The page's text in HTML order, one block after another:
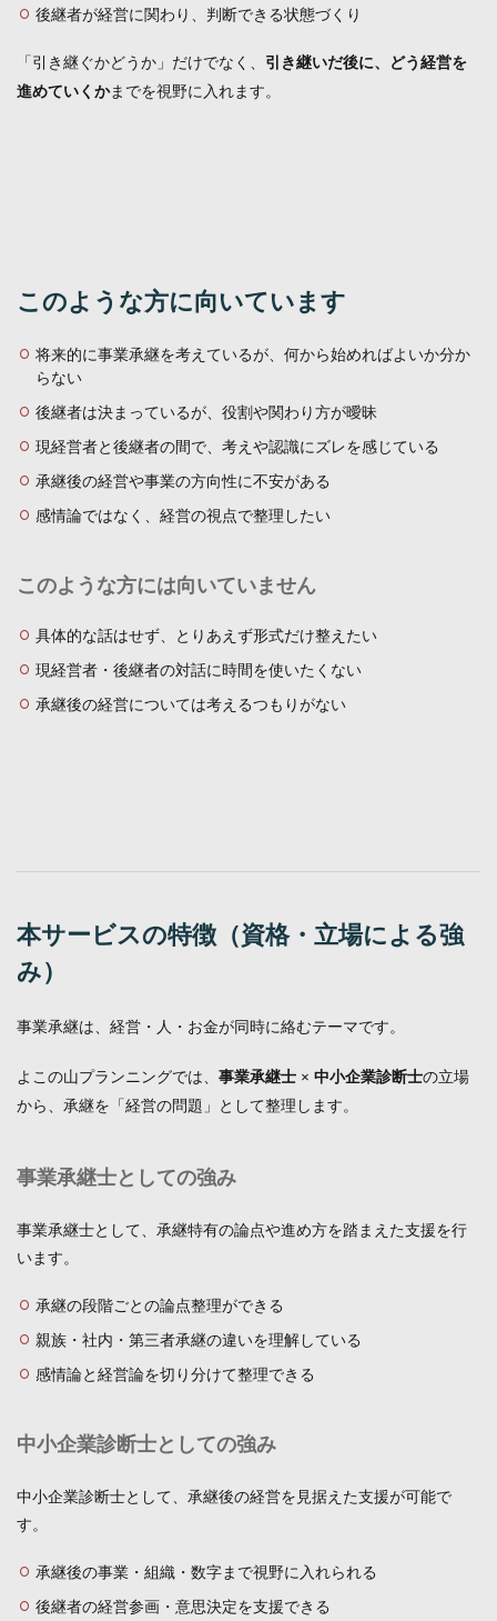
後継者が経営に関わり、判断できる状態づくり
「引き継ぐかどうか」だけでなく、
引き継いだ後に、どう経営を
進めていくかまでを視野に入れます。
このような方に向いています
将来的に事業承継を考えているが、何から始めればよいか分か
らない
後継者は決まっているが、役割や関わり方が曖昧
現経営者と後継者の間で、考えや認識にズレを感じている
承継後の経営や事業の方向性に不安がある
感情論ではなく、経営の視点で整理したい
このような方には向いていません
具体的な話はせず、とりあえず形式だけ整えたい
現経営者・後継者の対話に時間を使いたくない
承継後の経営については考えるつもりがない
本サービスの特徴（資格・立場による強
み）
事業承継は、経営・人・お金が同時に絡むテーマです。
よこの山プランニングでは、 事業承継士 × 中小企業診断士の立場
から、承継を「経営の問題」として整理します。
事業承継士としての強み
事業承継士として、承継特有の論点や進め方を踏まえた支援を行
います。
承継の段階ごとの論点整理ができる
親族・社内・第三者承継の違いを理解している
感情論と経営論を切り分けて整理できる
中小企業診断士としての強み
中小企業診断士として、承継後の経営を見据えた支援が可能で
す。
承継後の事業・組織・数字まで視野に入れられる
後継者の経営参画・意思決定を支援できる